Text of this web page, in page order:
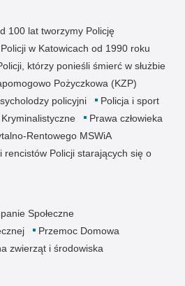
100 lat tworzymy Policję
w Katowicach od 1990 roku
którzy ponieśli śmierć w służbie
Pożyczkowa (KZP)
policyjni
Policja i sport
Prawa człowieka
Rentowego MSWiA
rencistów Policji starających się o
Społeczne
Przemoc Domowa
zwierząt i środowiska